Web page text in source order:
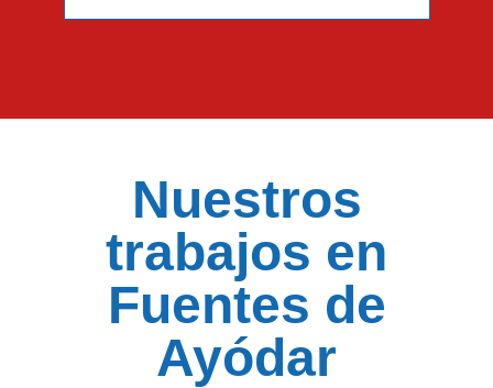
Nuestros
trabajos en
Fuentes de
Ayódar